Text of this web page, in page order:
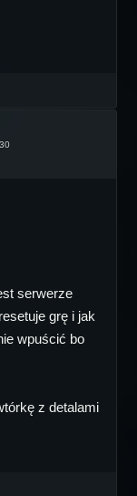
serwerze
grę i jak
wpuścić bo
z detalami